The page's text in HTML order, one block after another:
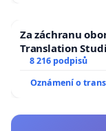
Za záchranu
Translation
University
8 216 podpisů
Oznámení o